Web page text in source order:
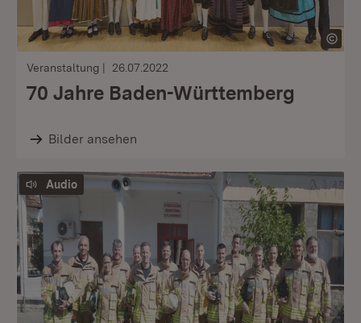
Veranstaltung 26.07.2022
70 Jahre Baden-Württemberg
Bilder ansehen
Audio